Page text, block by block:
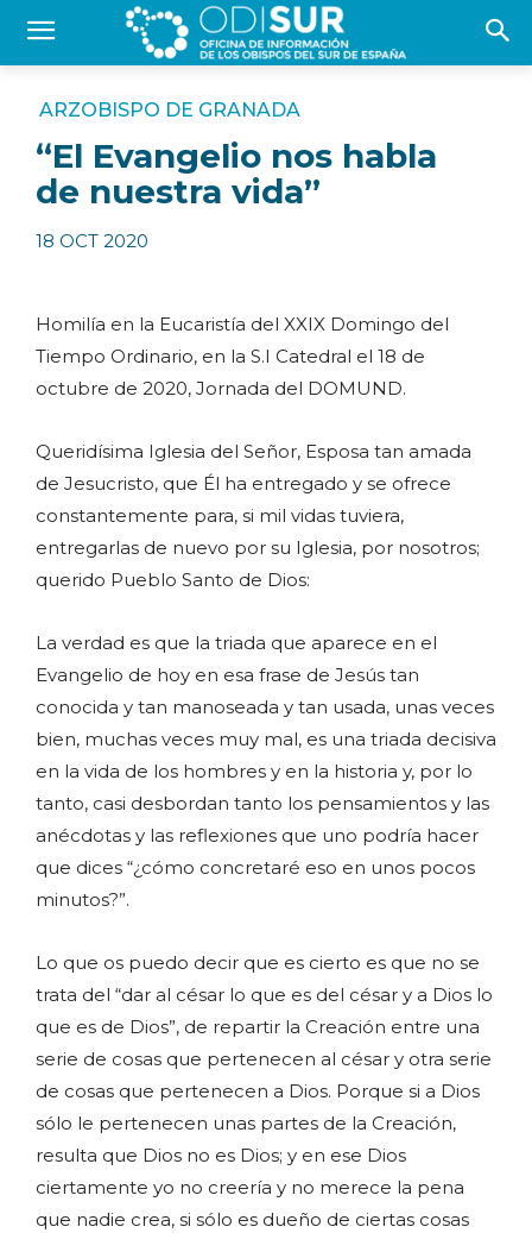
ARZOBISPO DE GRANADA
“El Evangelio nos habla
de nuestra vida”
18 OCT 2020
Homilía en la Eucaristía del XXIX Domingo del
Tiempo Ordinario, en la S.I Catedral el 18 de
octubre de 2020, Jornada del DOMUND.
Queridísima Iglesia del Señor, Esposa tan amada
de Jesucristo, que Él ha entregado y se ofrece
constantemente para, si mil vidas tuviera,
entregarlas de nuevo por su Iglesia, por nosotros;
querido Pueblo Santo de Dios:
La verdad es que la triada que aparece en el
Evangelio de hoy en esa frase de Jesús tan
conocida y tan manoseada y tan usada, unas veces
bien, muchas veces muy mal, es una triada decisiva
en la vida de los hombres y en la historia y, por lo
tanto, casi desbordan tanto los pensamientos y las
anécdotas y las reflexiones que uno podría hacer
que dices “¿cómo concretaré eso en unos pocos
minutos?”.
Lo que os puedo decir que es cierto es que no se
trata del “dar al césar lo que es del césar y a Dios lo
que es de Dios”, de repartir la Creación entre una
serie de cosas que pertenecen al césar y otra serie
de cosas que pertenecen a Dios. Porque si a Dios
sólo le pertenecen unas partes de la Creación,
resulta que Dios no es Dios; y en ese Dios
ciertamente yo no creería y no merece la pena
que nadie crea, si sólo es dueño de ciertas cosas